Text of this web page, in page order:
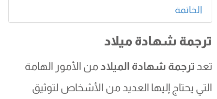
الخاتمة
ترجمة شهادة ميلاد
تعدترجمة شهادة الميلادمن الأمور الهامة
التي يحتاج إليها العديد من الأشخاص لتوثيق